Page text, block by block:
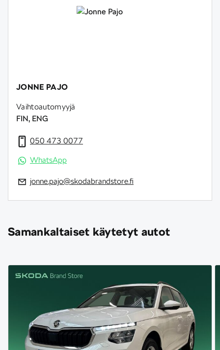
JONNE PAJO
Vaihtoautomyyjä
FIN, ENG
050 473 0077
WhatsApp
jonne.pajo@skodabrandstore.fi
Samankaltaiset käytetyt autot